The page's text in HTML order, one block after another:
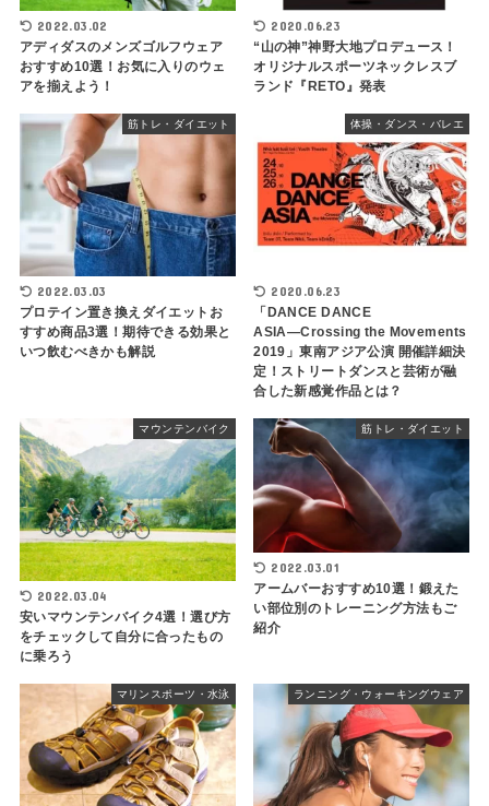
2022.03.02
アディダスのメンズゴルフウェア
おすすめ10選！お気に入りのウェ
アを揃えよう！
2020.06.23
“山の神”神野大地プロデュース！
オリジナルスポーツネックレスブ
ランド『RETO』発表
筋トレ・ダイエット
2022.03.03
プロテイン置き換えダイエットお
すすめ商品3選！期待できる効果と
いつ飲むべきかも解説
体操・ダンス・バレエ
2020.06.23
「DANCE DANCE
ASIA―Crossing the Movements
2019」東南アジア公演 開催詳細決
定！ストリートダンスと芸術が融
合した新感覚作品とは？
マウンテンバイク
2022.03.04
安いマウンテンバイク4選！選び方
をチェックして自分に合ったもの
に乗ろう
筋トレ・ダイエット
2022.03.01
アームバーおすすめ10選！鍛えた
い部位別のトレーニング方法もご
紹介
マリンスポーツ・水泳 ランニング・ウォーキングウェア